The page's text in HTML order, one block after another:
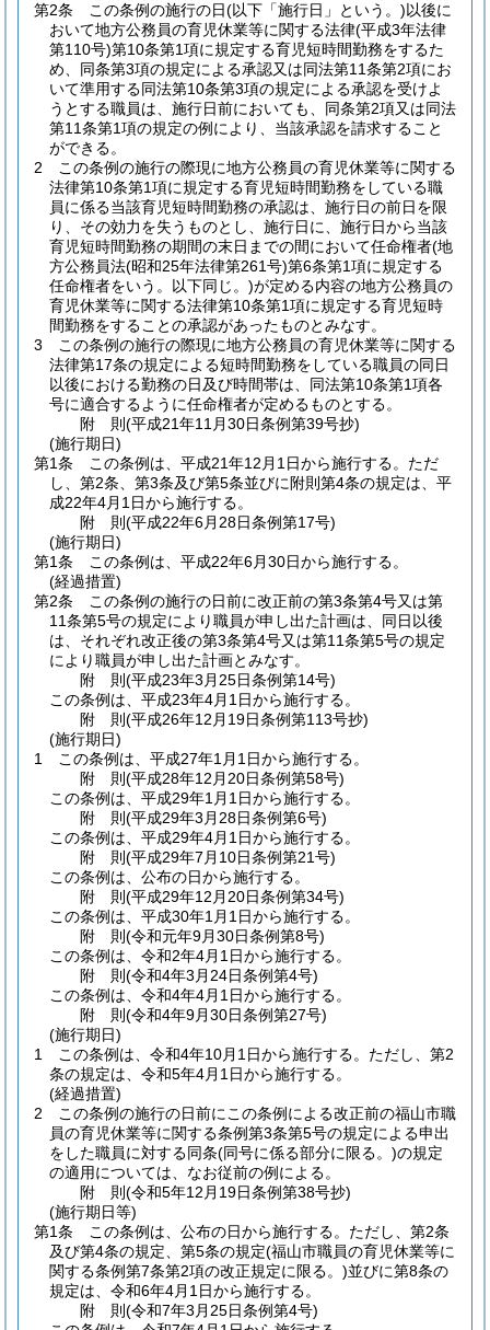
第2条
この条例の施行の日(以下「施行日」という。)以後に
おいて地方公務員の育児休業等に関する法律(平成3年法律
第110号)第10条第1項に規定する育児短時間勤務をするた
め、同条第3項の規定による承認又は同法第11条第2項にお
いて準用する同法第10条第3項の規定による承認を受けよ
うとする職員は、施行日前においても、同条第2項又は同法
第11条第1項の規定の例により、当該承認を請求すること
ができる。
2
この条例の施行の際現に地方公務員の育児休業等に関する
法律第10条第1項に規定する育児短時間勤務をしている職
員に係る当該育児短時間勤務の承認は、施行日の前日を限
り、その効力を失うものとし、施行日に、施行日から当該
育児短時間勤務の期間の末日までの間において任命権者(地
方公務員法(昭和25年法律第261号)第6条第1項に規定する
任命権者をいう。以下同じ。)が定める内容の地方公務員の
育児休業等に関する法律第10条第1項に規定する育児短時
間勤務をすることの承認があったものとみなす。
3
この条例の施行の際現に地方公務員の育児休業等に関する
法律第17条の規定による短時間勤務をしている職員の同日
以後における勤務の日及び時間帯は、同法第10条第1項各
号に適合するように任命権者が定めるものとする。
附 則(平成21年11月30日条例第39号抄)
(施行期日)
第1条
この条例は、平成21年12月1日から施行する。 ただ
し、第2条、第3条及び第5条並びに附則第4条の規定は、平
成22年4月1日から施行する。
附 則(平成22年6月28日条例第17号)
(施行期日)
第1条
この条例は、平成22年6月30日から施行する。
(経過措置)
第2条
この条例の施行の日前に改正前の第3条第4号又は第
11条第5号の規定により職員が申し出た計画は、同日以後
は、それぞれ改正後の第3条第4号又は第11条第5号の規定
により職員が申し出た計画とみなす。
附 則(平成23年3月25日条例第14号)
この条例は、平成23年4月1日から施行する。
附 則(平成26年12月19日条例第113号抄)
(施行期日)
1
この条例は、平成27年1月1日から施行する。
附 則(平成28年12月20日条例第58号)
この条例は、平成29年1月1日から施行する。
附 則(平成29年3月28日条例第6号)
この条例は、平成29年4月1日から施行する。
附 則(平成29年7月10日条例第21号)
この条例は、公布の日から施行する。
附 則(平成29年12月20日条例第34号)
この条例は、平成30年1月1日から施行する。
附 則(令和元年9月30日条例第8号)
この条例は、令和2年4月1日から施行する。
附 則(令和4年3月24日条例第4号)
この条例は、令和4年4月1日から施行する。
附 則(令和4年9月30日条例第27号)
(施行期日)
1
この条例は、令和4年10月1日から施行する。 ただし、第2
条の規定は、令和5年4月1日から施行する。
(経過措置)
2
この条例の施行の日前にこの条例による改正前の福山市職
員の育児休業等に関する条例第3条第5号の規定による申出
をした職員に対する同条(同号に係る部分に限る。)の規定
の適用については、なお従前の例による。
附 則(令和5年12月19日条例第38号抄)
(施行期日等)
第1条
この条例は、公布の日から施行する。 ただし、第2条
及び第4条の規定、第5条の規定(福山市職員の育児休業等に
関する条例第7条第2項の改正規定に限る。)並びに第8条の
規定は、令和6年4月1日から施行する。
附 則(令和7年3月25日条例第4号)